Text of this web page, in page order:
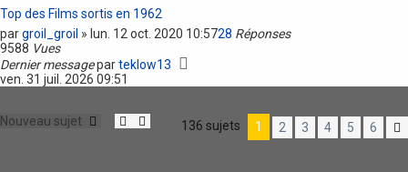
Top des Films sortis en 1962
pargroil_groil » lun. 12 oct. 2020 10:5728 Réponses
9588 Vues
Dernier messageparteklow13
ven. 31 juil. 2026 09:51
Nouveau sujet 136 sujets 1 2 3 4 5 6